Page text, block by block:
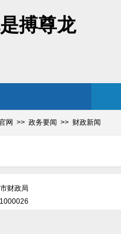
搏尊龙
网 政务要闻 财政新闻
财政局